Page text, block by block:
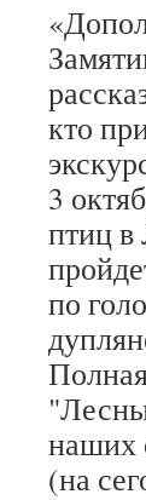
кто
3
птиц в
по
наших
(на